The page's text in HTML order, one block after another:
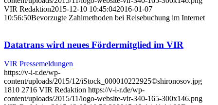
VIR Redaktion2015-12-10 10:45:042016-01-07
10:56:50Bevorzugte Zahlmethoden bei Reisebuchung im Internet
Datatrans wird neues Fördermitglied im VIR
VIR Pressemeldungen
https://v-i-r.de/wp-
content/uploads/2015/12/iStock_000010222925©shironosov.jpg
1810 2716 VIR Redaktion https://v-i-r.de/wp-
content/uploads/2015/11/logo-website-vir-340-165-300x146.png